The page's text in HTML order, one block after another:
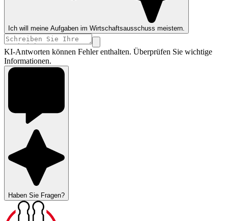
Ich will meine Aufgaben im Wirtschaftsausschuss meistern.
KI-Antworten können Fehler enthalten. Überprüfen Sie wichtige
Informationen.
Haben Sie Fragen?